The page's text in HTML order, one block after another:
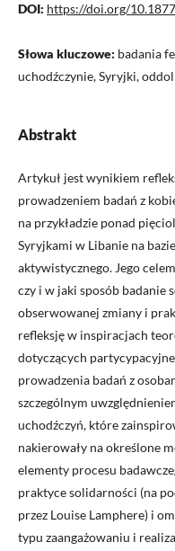
DOI: https://doi.org/
Słowa kluczowe: badania
uchodźczynie, Syryjki,
Abstrakt
Artykuł jest wynikiem
prowadzeniem badań z
na przykładzie ponad
Syryjkami w Libanie na
aktywistycznego. Jego
czy i w jaki sposób badanie
obserwowanej zmiany i
refleksję w inspiracjach
dotyczących
prowadzenia badań z
szczególnym
uchodźczyń, które
nakierowały na określone
elementy procesu
praktyce solidarności (na
przez Louise Lamphere) i
typu zaangażowaniu i